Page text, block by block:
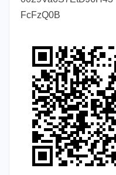
FcFzQ0B